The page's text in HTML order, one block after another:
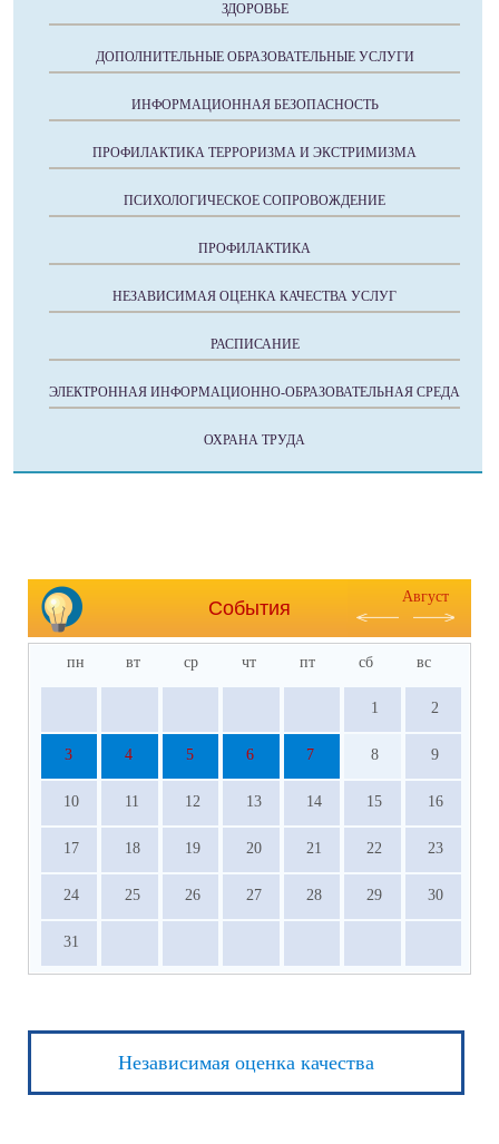
ЗДОРОВЬЕ
ДОПОЛНИТЕЛЬНЫЕ ОБРАЗОВАТЕЛЬНЫЕ УСЛУГИ
ИНФОРМАЦИОННАЯ БЕЗОПАСНОСТЬ
ПРОФИЛАКТИКА ТЕРРОРИЗМА И ЭКСТРИМИЗМА
ПСИХОЛОГИЧЕСКОЕ СОПРОВОЖДЕНИЕ
ПРОФИЛАКТИКА
НЕЗАВИСИМАЯ ОЦЕНКА КАЧЕСТВА УСЛУГ
РАСПИСАНИЕ
ЭЛЕКТРОННАЯ ИНФОРМАЦИОННО-ОБРАЗОВАТЕЛЬНАЯ СРЕДА
ОХРАНА ТРУДА
События
Август
пн вт ср чт пт сб вс
1 2
3 4 5 6 7 8 9
10 11 12 13 14 15 16
17 18 19 20 21 22 23
24 25 26 27 28 29 30
31
Независимая оценка качества